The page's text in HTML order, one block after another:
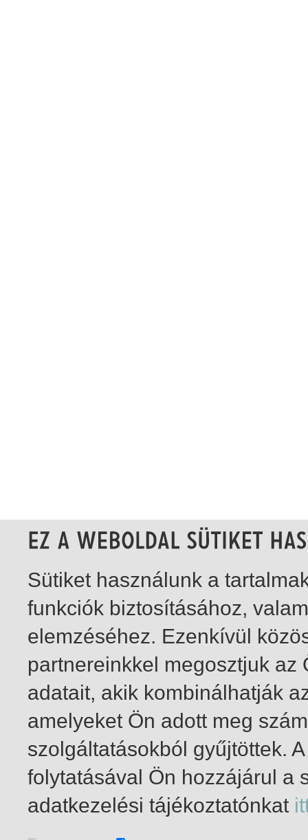
1-2 / összesen 2 találat
Sütiket használunk a
funkciók biztosításához,
elemzéséhez. Ezenkívül
partnereinkkel megosztjuk
adatait, akik kombinálhatják
amelyeket Ön adott meg
szolgáltatásokból gyűjtöttek.
folytatásával Ön hozzájárul a
adatkezelési tájékoztatónkat